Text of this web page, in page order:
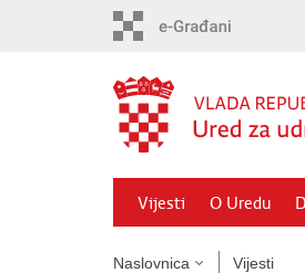
Vijesti O Uredu
Naslovnica Vijesti